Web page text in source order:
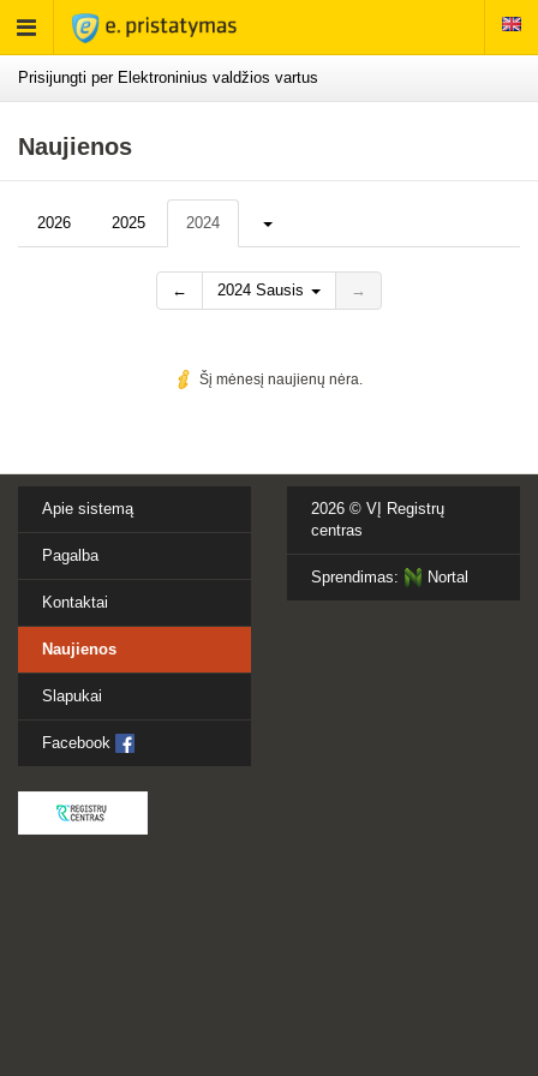
Rodyti
meniu
Prisijungti per Elektroninius valdžios vartus
Naujienos
2026 2025 2024 Daugiau...
← 2024 Sausis →
Šį mėnesį naujienų nėra.
Apie sistemą
Pagalba
Kontaktai
Naujienos
Slapukai
Facebook
2026 © VĮ Registrų
centras
Sprendimas: Nortal